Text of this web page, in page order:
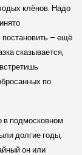
клёнов. Надо
– ещё
сказывается,
по
в подмосковном
долгие годы,
он или